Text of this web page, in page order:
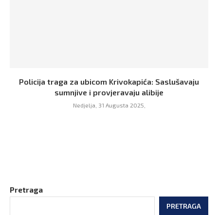
Policija traga za ubicom Krivokapića: Saslušavaju
sumnjive i provjeravaju alibije
Nedjelja, 31 Augusta 2025,
Pretraga
PRETRAGA